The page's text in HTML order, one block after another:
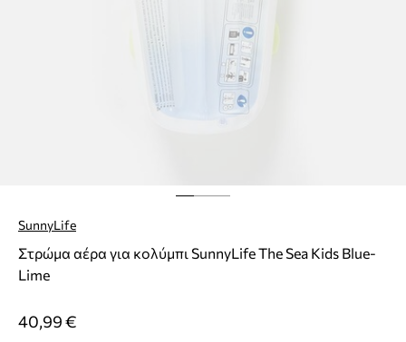
SunnyLife
Στρώμα αέρα για κολύμπι SunnyLife The Sea Kids Blue-
Lime
40,99 €